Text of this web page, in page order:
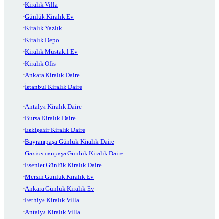
Kiralık Villa
Günlük Kiralık Ev
Kiralık Yazlık
Kiralık Depo
Kiralık Müstakil Ev
Kiralık Ofis
Ankara Kiralık Daire
İstanbul Kiralık Daire
Antalya Kiralık Daire
Bursa Kiralık Daire
Eskişehir Kiralık Daire
Bayrampaşa Günlük Kiralık Daire
Gaziosmanpaşa Günlük Kiralık Daire
Esenler Günlük Kiralık Daire
Mersin Günlük Kiralık Ev
Ankara Günlük Kiralık Ev
Fethiye Kiralık Villa
Antalya Kiralık Villa